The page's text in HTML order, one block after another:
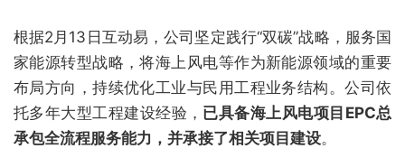
根据2月13日互动易，公司坚定践行“双碳”战略，服务国
家能源转型战略，将海上风电等作为新能源领域的重要
布局方向，持续优化工业与民用工程业务结构。公司依
托多年大型工程建设经验， 已具备海上风电项目EPC总
承包全流程服务能力，并承接了相关项目建设。